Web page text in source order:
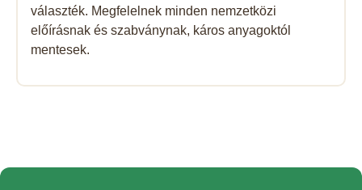
választék. Megfelelnek minden nemzetközi
előírásnak és szabványnak, káros anyagoktól
mentesek.